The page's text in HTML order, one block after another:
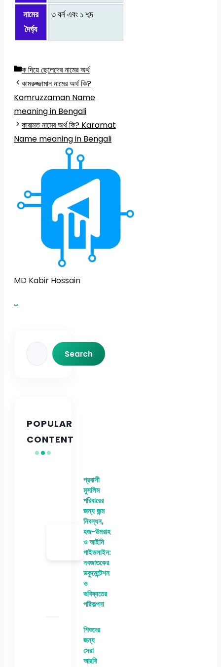
নামের
দৈর্ঘ্য
৩ বর্ন এবং ১ শব্দ
Categories
ক দিয়ে ছেলেদের নামের অর্থ
কামরুজ্জামান নামের অর্থ কি?
Kamruzzaman Name
meaning in Bengali
কারামত নামের অর্থ কি? Karamat
Name meaning in Bengali
MD Kabir Hossain
...
Search
Search
POPULAR
CONTENT
প্রবাসী
মুসলিম
পরিবারের
জন্য জন্ম
নিবন্ধন,
হজ-উমরাহ
ও আইনি
গাইডলাইন:
নবজাতকের
ডকুমেন্টেশন
ও
ভবিষ্যতের
পরিকল্পনা
শিশুদের
জন্য
সেরা
আরবি